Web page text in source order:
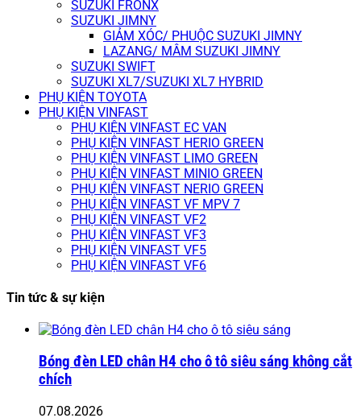
SUZUKI FRONX
SUZUKI JIMNY
GIẢM XÓC/ PHUỘC SUZUKI JIMNY
LAZANG/ MÂM SUZUKI JIMNY
SUZUKI SWIFT
SUZUKI XL7/SUZUKI XL7 HYBRID
PHỤ KIỆN TOYOTA
PHỤ KIỆN VINFAST
PHỤ KIỆN VINFAST EC VAN
PHỤ KIỆN VINFAST HERIO GREEN
PHỤ KIỆN VINFAST LIMO GREEN
PHỤ KIỆN VINFAST MINIO GREEN
PHỤ KIỆN VINFAST NERIO GREEN
PHỤ KIỆN VINFAST VF MPV 7
PHỤ KIỆN VINFAST VF2
PHỤ KIỆN VINFAST VF3
PHỤ KIỆN VINFAST VF5
PHỤ KIỆN VINFAST VF6
Tin tức & sự kiện
Bóng đèn LED chân H4 cho ô tô siêu sáng không cắt
chích
07.08.2026